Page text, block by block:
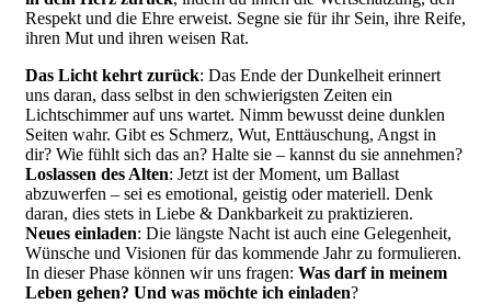
Respekt und die Ehre erweist. Segne sie für ihr Sein, ihre Reife,
ihren Mut und ihren weisen Rat.
Das Licht kehrt zurück: Das Ende der Dunkelheit erinnert
uns daran, dass selbst in den schwierigsten Zeiten ein
Lichtschimmer auf uns wartet. Nimm bewusst deine dunklen
Seiten wahr. Gibt es Schmerz, Wut, Enttäuschung, Angst in
dir? Wie fühlt sich das an? Halte sie – kannst du sie annehmen?
Loslassen des Alten: Jetzt ist der Moment, um Ballast
abzuwerfen – sei es emotional, geistig oder materiell. Denk
daran, dies stets in Liebe & Dankbarkeit zu praktizieren.
Neues einladen: Die längste Nacht ist auch eine Gelegenheit,
Wünsche und Visionen für das kommende Jahr zu formulieren.
In dieser Phase können wir uns fragen: Was darf in meinem
Leben gehen? Und was möchte ich einladen?